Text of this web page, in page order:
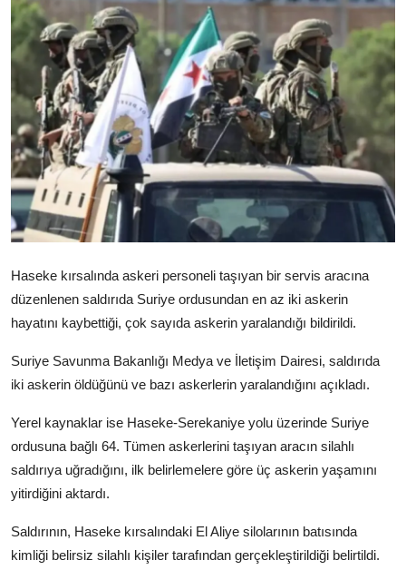
Video
Yazarlar
Arşiv
İletişim
Türkçe Kurdi
Haseke kırsalında askeri personeli taşıyan bir servis aracına
düzenlenen saldırıda Suriye ordusundan en az iki askerin
hayatını kaybettiği, çok sayıda askerin yaralandığı bildirildi.
Suriye Savunma Bakanlığı Medya ve İletişim Dairesi, saldırıda
iki askerin öldüğünü ve bazı askerlerin yaralandığını açıkladı.
Yerel kaynaklar ise Haseke-Serekaniye yolu üzerinde Suriye
ordusuna bağlı 64. Tümen askerlerini taşıyan aracın silahlı
saldırıya uğradığını, ilk belirlemelere göre üç askerin yaşamını
yitirdiğini aktardı.
Saldırının, Haseke kırsalındaki El Aliye silolarının batısında
kimliği belirsiz silahlı kişiler tarafından gerçekleştirildiği belirtildi.